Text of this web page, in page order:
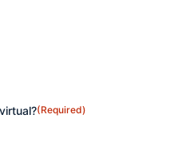
(Required)